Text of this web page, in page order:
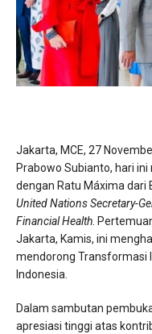
​Jakarta, MCE, 27
Prabowo Subianto, hari
dengan Ratu Máxima dari
United Nations Secretary-
Financial Health .
Jakarta, Kamis, ini
mendorong Transformasi
Indonesia.
​Dalam sambutan
apresiasi tinggi atas